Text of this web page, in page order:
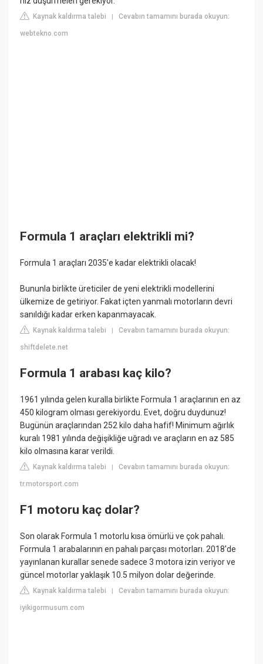
Kaynak kaldırma talebi |Cevabın tamamını burada okuyun:
webtekno.com
Formula 1 araçları elektrikli mi?
Formula 1 araçları 2035'e kadar elektrikli olacak!
Bununla birlikte üreticiler de yeni elektrikli modellerini
ülkemize de getiriyor. Fakat içten yanmalı motorların devri
sanıldığı kadar erken kapanmayacak.
Kaynak kaldırma talebi |Cevabın tamamını burada okuyun:
shiftdelete.net
Formula 1 arabası kaç kilo?
1961 yılında gelen kuralla birlikte Formula 1 araçlarının en az
450 kilogram olması gerekiyordu. Evet, doğru duydunuz!
Bugünün araçlarından 252 kilo daha hafif! Minimum ağırlık
kuralı 1981 yılında değişikliğe uğradı ve araçların en az 585
kilo olmasına karar verildi.
Kaynak kaldırma talebi |Cevabın tamamını burada okuyun:
tr.motorsport.com
F1 motoru kaç dolar?
Son olarak Formula 1 motorlu kısa ömürlü ve çok pahalı.
Formula 1 arabalarının en pahalı parçası motorları. 2018'de
yayınlanan kurallar senede sadece 3 motora izin veriyor ve
güncel motorlar yaklaşık 10.5 milyon dolar değerinde.
Kaynak kaldırma talebi |Cevabın tamamını burada okuyun:
iyikigormusum.com